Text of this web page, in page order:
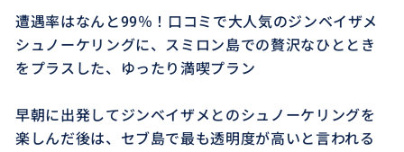
遭遇率はなんと99％！口コミで大人気のジンベイザメ
シュノーケリングに、スミロン島での贅沢なひととき
をプラスした、ゆったり満喫プラン
早朝に出発してジンベイザメとのシュノーケリングを
楽しんだ後は、セブ島で最も透明度が高いと言われる